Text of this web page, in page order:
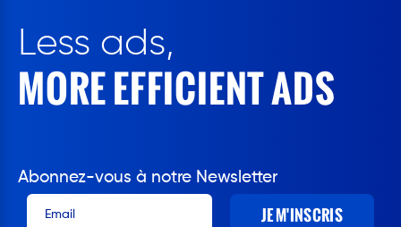
Less ads,
MORE EFFICIENT ADS
Abonnez-vous à notre Newsletter
JE M'INSCRIS